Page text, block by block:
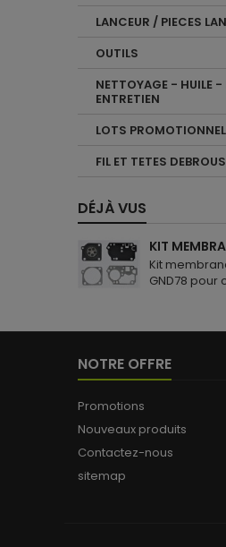
LANCEUR / PIECES
OUTILS
NETTOYAGE - HUILE -
ENTRETIEN
LOTS
FIL ET TETES
DÉJÀ VUS
KIT
Kit
GND78 pour
NOTRE OFFRE
Promotions
Nouveaux produits
Contactez-nous
sitemap